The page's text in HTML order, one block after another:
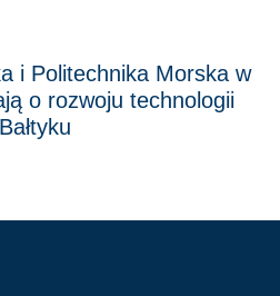
i Politechnika Morska w
o rozwoju technologii